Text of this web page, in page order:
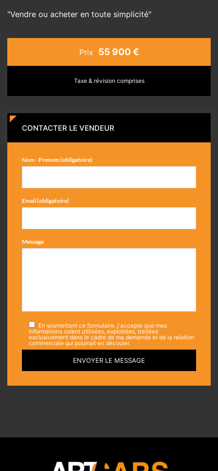
"Vendre ou acheter en toute simplicité"
Prix 55 900 €
Taxe & révision comprises
CONTACTER LE VENDEUR
Nom - Prenom (obligatoire)
Email (obligatoire)
Message
En soumettant ce formulaire, j'accepte que mes
informations soient utilisées, exploitées, traitées
exclusivement dans le cadre de ma demande et de la relation
commerciale qui pourrait en découler.
ENVOYER LE MESSAGE